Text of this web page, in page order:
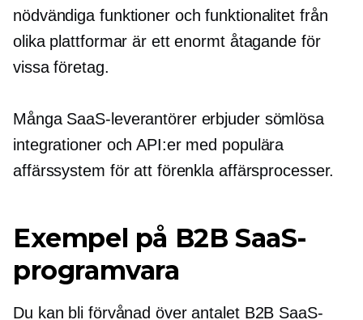
nödvändiga funktioner och funktionalitet från
olika plattformar är ett enormt åtagande för
vissa företag.
Många SaaS-leverantörer erbjuder sömlösa
integrationer och API:er med populära
affärssystem för att förenkla affärsprocesser.
Exempel på B2B SaaS-
programvara
Du kan bli förvånad över antalet B2B SaaS-